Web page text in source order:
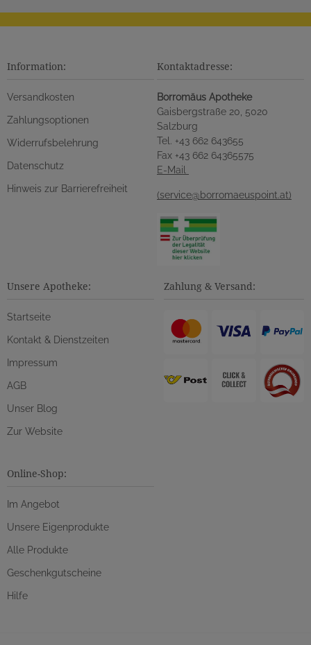
Information:
Versandkosten
Zahlungsoptionen
Widerrufsbelehrung
Datenschutz
Hinweis zur Barrierefreiheit
Kontaktadresse:
Borromäus Apotheke
Gaisbergstraße 20, 5020
Salzburg
Tel. +43 662 643655
Fax +43 662 64365575
E-Mail
(service@borromaeuspoint.at)
Unsere Apotheke:
Startseite
Kontakt & Dienstzeiten
Impressum
AGB
Unser Blog
Zur Website
Zahlung & Versand:
Online-Shop:
Im Angebot
Unsere Eigenprodukte
Alle Produkte
Geschenkgutscheine
Hilfe